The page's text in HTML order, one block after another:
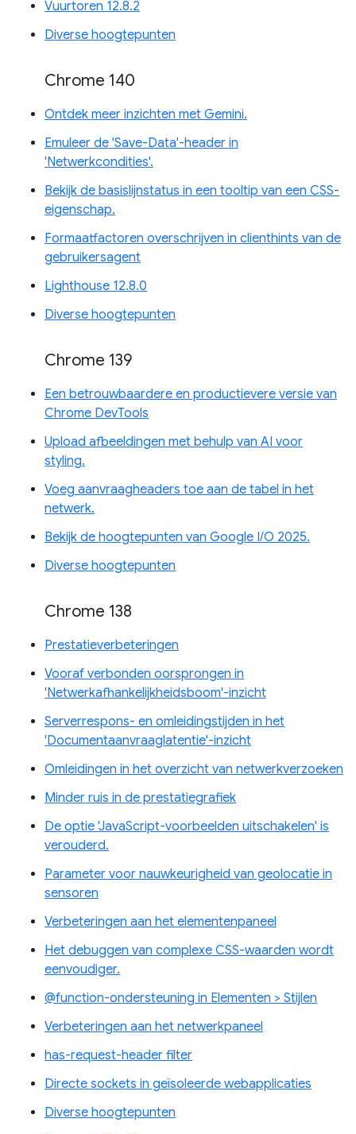
Vuurtoren 12.8.2
Diverse hoogtepunten
Chrome 140
Ontdek meer inzichten met Gemini.
Emuleer de 'Save-Data'-header in
'Netwerkcondities'.
Bekijk de basislijnstatus in een tooltip van een CSS-
eigenschap.
Formaatfactoren overschrijven in clienthints van de
gebruikersagent
Lighthouse 12.8.0
Diverse hoogtepunten
Chrome 139
Een betrouwbaardere en productievere versie van
Chrome DevTools
Upload afbeeldingen met behulp van AI voor
styling.
Voeg aanvraagheaders toe aan de tabel in het
netwerk.
Bekijk de hoogtepunten van Google I/O 2025.
Diverse hoogtepunten
Chrome 138
Prestatieverbeteringen
Vooraf verbonden oorsprongen in
'Netwerkafhankelijkheidsboom'-inzicht
Serverrespons- en omleidingstijden in het
'Documentaanvraaglatentie'-inzicht
Omleidingen in het overzicht van netwerkverzoeken
Minder ruis in de prestatiegrafiek
De optie 'JavaScript-voorbeelden uitschakelen' is
verouderd.
Parameter voor nauwkeurigheid van geolocatie in
sensoren
Verbeteringen aan het elementenpaneel
Het debuggen van complexe CSS-waarden wordt
eenvoudiger.
@function-ondersteuning in Elementen > Stijlen
Verbeteringen aan het netwerkpaneel
has-request-header filter
Directe sockets in geïsoleerde webapplicaties
Diverse hoogtepunten